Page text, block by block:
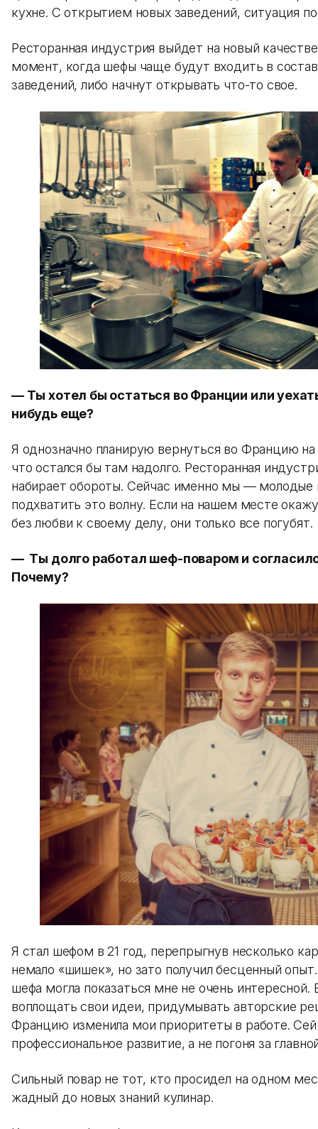
кухне. С открытием новых заведений, ситуация
Ресторанная индустрия выйдет на новый
момент, когда шефы чаще будут входить в
заведений, либо начнут открывать что-то свое.
— Ты хотел бы остаться во Франции или
нибудь еще?
Я однозначно планирую вернуться во Францию
что остался бы там надолго. Ресторанная
набирает обороты. Сейчас именно мы —
подхватить это волну. Если на нашем месте
без любви к своему делу, они только все
— Ты долго работал шеф-поваром и
Почему?
Я стал шефом в 21 год, перепрыгнув несколько
немало «шишек», но зато получил бесценный
шефа могла показаться мне не очень интересной.
воплощать свои идеи, придумывать авторские
Францию изменила мои приоритеты в работе.
профессиональное развитие, а не погоня за
Сильный повар не тот, кто просидел на одном
жадный до новых знаний кулинар.